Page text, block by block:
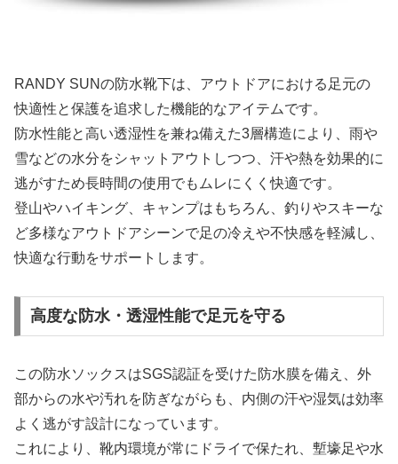
RANDY SUNの防水靴下は、アウトドアにおける足元の
快適性と保護を追求した機能的なアイテムです。
防水性能と高い透湿性を兼ね備えた3層構造により、雨や
雪などの水分をシャットアウトしつつ、汗や熱を効果的に
逃がすため長時間の使用でもムレにくく快適です。
登山やハイキング、キャンプはもちろん、釣りやスキーな
ど多様なアウトドアシーンで足の冷えや不快感を軽減し、
快適な行動をサポートします。
高度な防水・透湿性能で足元を守る
この防水ソックスはSGS認証を受けた防水膜を備え、外
部からの水や汚れを防ぎながらも、内側の汗や湿気は効率
よく逃がす設計になっています。
これにより、靴内環境が常にドライで保たれ、塹壕足や水